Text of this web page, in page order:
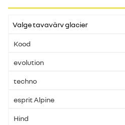
Valge tavavärv glacier